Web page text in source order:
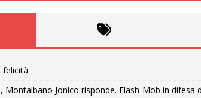
felicità
Montalbano Jonico risponde. Flash-Mob in difesa